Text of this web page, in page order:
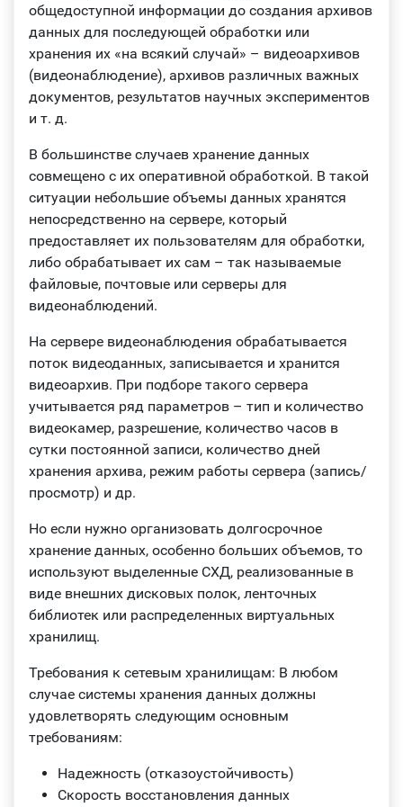
общедоступной информации до создания архивов
данных для последующей обработки или
хранения их «на всякий случай» – видеоархивов
(видеонаблюдение), архивов различных важных
документов, результатов научных экспериментов
и т. д.
В большинстве случаев хранение данных
совмещено с их оперативной обработкой. В такой
ситуации небольшие объемы данных хранятся
непосредственно на сервере, который
предоставляет их пользователям для обработки,
либо обрабатывает их сам – так называемые
файловые, почтовые или серверы для
видеонаблюдений.
На сервере видеонаблюдения обрабатывается
поток видеоданных, записывается и хранится
видеоархив. При подборе такого сервера
учитывается ряд параметров – тип и количество
видеокамер, разрешение, количество часов в
сутки постоянной записи, количество дней
хранения архива, режим работы сервера (запись/
просмотр) и др.
Но если нужно организовать долгосрочное
хранение данных, особенно больших объемов, то
используют выделенные СХД, реализованные в
виде внешних дисковых полок, ленточных
библиотек или распределенных виртуальных
хранилищ.
Требования к сетевым хранилищам: В любом
случае системы хранения данных должны
удовлетворять следующим основным
требованиям:
Надежность (отказоустойчивость)
Скорость восстановления данных